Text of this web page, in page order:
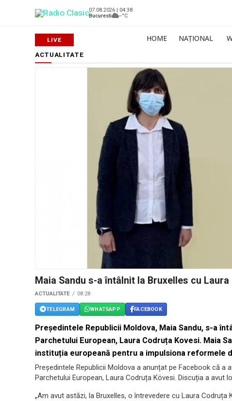
07.08.2026 | 04:38
Bucuresti
--°C
HOME NAȚIONAL
ACTUALITATE
Maia Sandu s-a întâlnit la Bruxelles cu Laura
ACTUALITATE 08:28
TELEGRAM WHATSAPP FACEBOOK
Președintele Republicii Moldova, Maia Sandu, s-a
Parchetului European, Laura Codruța Kovesi. Maia
instituția europeană pentru a impulsiona reformele
Președintele Republicii Moldova a anunțat pe Facebook că a
Parchetului European, Laura Codruța Kövesi. Discuția a avut
„Am avut astăzi, la Bruxelles, o întrevedere cu Laura